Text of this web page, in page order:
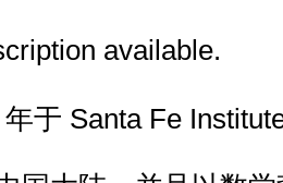
年于 Santa Fe